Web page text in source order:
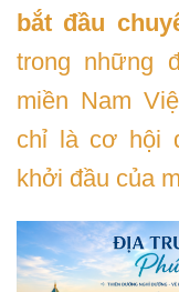
bắt đầu
trong những
miền Nam
chỉ là cơ hội
khởi đầu của